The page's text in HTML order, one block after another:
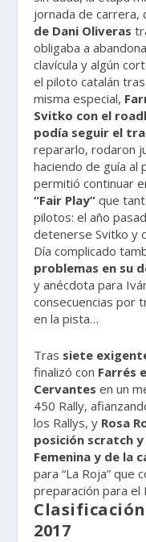
jornada de carrera,
de Dani Oliveras
obligaba a
clavícula y algún
el piloto catalán
misma especial,
Svitko con el
podía seguir el
repararlo, rodaron
haciendo de guía al
permitió continuar
“Fair Play” que
pilotos: el año
detenerse Svitko y
Día complicado
problemas en su
y anécdota para
consecuencias por
en la pista…
Tras siete
finalizó con Farrés
Cervantes en un
450 Rally,
los Rallys, y Rosa
posición scratch
Femenina y de la
para “La Roja” que
preparación para el
Clasificación
2017